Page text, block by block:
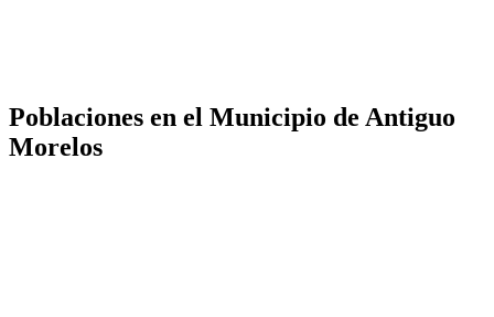
Poblaciones en el Municipio de Antiguo
Morelos